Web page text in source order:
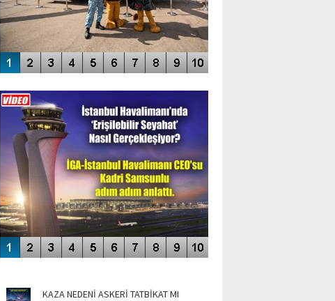
ENGELLERİN AŞILDIĞI HAVALİMANI
KAZA NEDENİ ASKERİ TATBİKAT MI